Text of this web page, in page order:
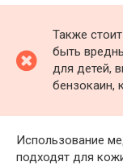
Также
быть
для детей,
бензокаин,
Использование
подходят для